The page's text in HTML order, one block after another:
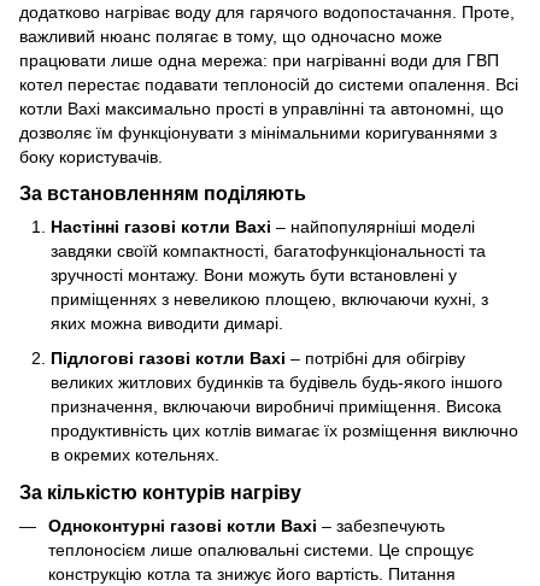
додатково нагріває воду для гарячого водопостачання. Проте,
важливий нюанс полягає в тому, що одночасно може
працювати лише одна мережа: при нагріванні води для ГВП
котел перестає подавати теплоносій до системи опалення. Всі
котли Baxi максимально прості в управлінні та автономні, що
дозволяє їм функціонувати з мінімальними коригуваннями з
боку користувачів.
За встановленням поділяють
Настінні газові котли Baxi – найпопулярніші моделі
завдяки своїй компактності, багатофункціональності та
зручності монтажу. Вони можуть бути встановлені у
приміщеннях з невеликою площею, включаючи кухні, з
яких можна виводити димарі.
Підлогові газові котли Baxi – потрібні для обігріву
великих житлових будинків та будівель будь-якого іншого
призначення, включаючи виробничі приміщення. Висока
продуктивність цих котлів вимагає їх розміщення виключно
в окремих котельнях.
За кількістю контурів нагріву
Одноконтурні газові котли Baxi – забезпечують
теплоносієм лише опалювальні системи. Це спрощує
конструкцію котла та знижує його вартість. Питання